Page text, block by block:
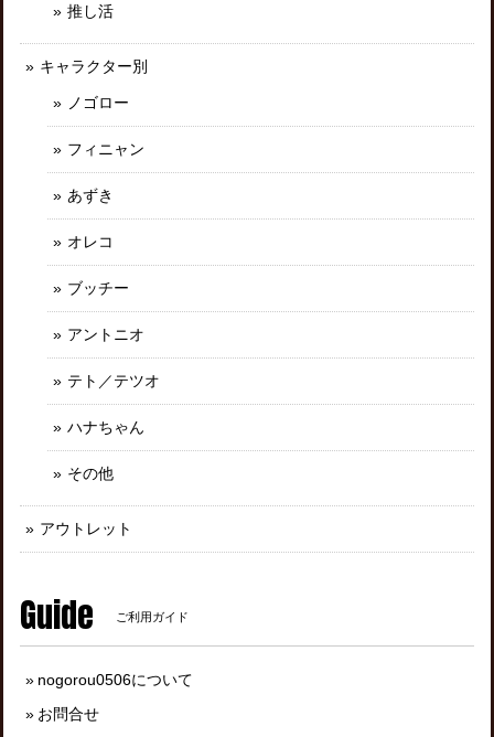
推し活
キャラクター別
ノゴロー
フィニャン
あずき
オレコ
ブッチー
アントニオ
テト／テツオ
ハナちゃん
その他
アウトレット
Guide ご利用ガイド
nogorou0506について
お問合せ